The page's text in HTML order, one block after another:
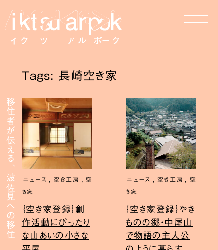
移住者が伝える、波佐見への移住
Tags: 長崎空き家
ニュース , 空き工房 , 空
き家
｛空き家登録｝創
作活動にぴったり
な山あいの小さな
ニュース , 空き工房 , 空
き家
｛空き家登録｝やき
ものの郷・中尾山
で物語の主人公